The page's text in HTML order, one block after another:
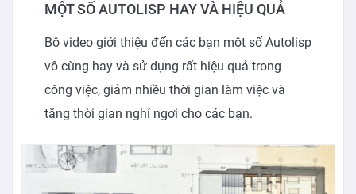
MỘT SỐ AUTOLISP HAY VÀ HIỆU QUẢ
Bộ video giới thiệu đến các bạn một số Autolisp
vô cùng hay và sử dụng rất hiệu quả trong
công việc, giảm nhiều thời gian làm việc và
tăng thời gian nghỉ ngơi cho các bạn.